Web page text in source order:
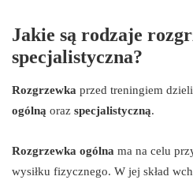
Jakie są rodzaje
specjalistyczna?
Rozgrzewka przed treningiem
ogólną oraz specjalistyczną.
Rozgrzewka ogólna ma na celu
wysiłku fizycznego. W jej skład